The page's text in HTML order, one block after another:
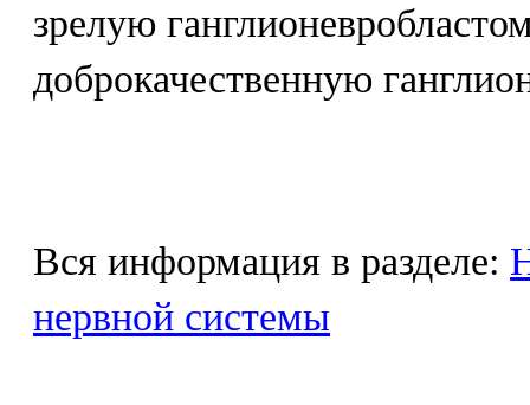
зрелую
доброкачественную
Вся информация в разделе:
нервной системы